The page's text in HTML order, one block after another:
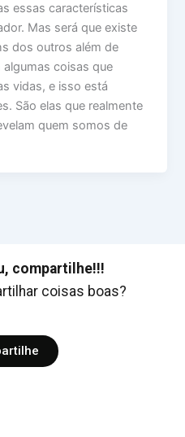
essas características
Mas será que existe
dos outros além de
coisas que
vidas, e isso está
São elas que realmente
quem somos de
compartilhe!!!
coisas boas?